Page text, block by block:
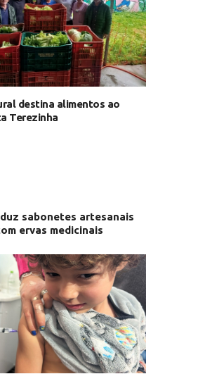
destina alimentos ao
Terezinha
sabonetes artesanais
ervas medicinais